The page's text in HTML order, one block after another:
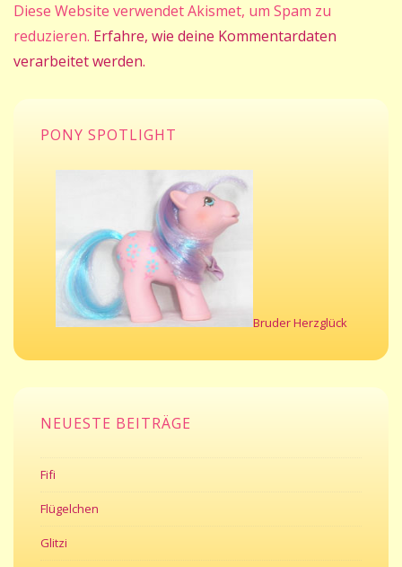
Diese Website verwendet Akismet, um Spam zu
reduzieren. Erfahre, wie deine Kommentardaten
verarbeitet werden.
PONY SPOTLIGHT
Bruder Herzglück
NEUESTE BEITRÄGE
Fifi
Flügelchen
Glitzi